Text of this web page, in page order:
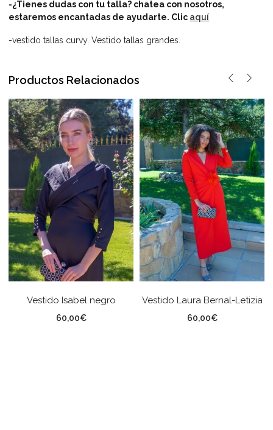
-¿Tienes dudas con tu talla? chatea con nosotros,
estaremos encantadas de ayudarte. Clic aquí
-vestido tallas curvy. Vestido tallas grandes.
Productos Relacionados
Vestido Isabel negro
60,00€
Vestido Laura Bernal-Letizia
60,00€